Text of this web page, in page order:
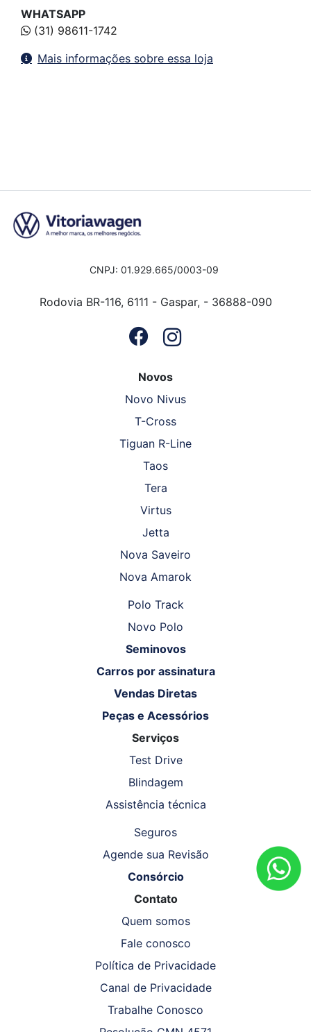
WHATSAPP
(31) 98611-1742
Mais informações sobre essa loja
CNPJ: 01.929.665/0003-09
Rodovia BR-116, 6111 - Gaspar, - 36888-090
Novos
Novo Nivus
T-Cross
Tiguan R-Line
Taos
Tera
Virtus
Jetta
Nova Saveiro
Nova Amarok
Polo Track
Novo Polo
Seminovos
Carros por assinatura
Vendas Diretas
Peças e Acessórios
Serviços
Test Drive
Blindagem
Assistência técnica
Seguros
Agende sua Revisão
Consórcio
Contato
Quem somos
Fale conosco
Política de Privacidade
Canal de Privacidade
Trabalhe Conosco